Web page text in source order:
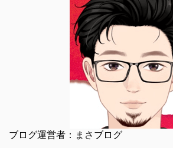
ブログ運営者：まさブログ